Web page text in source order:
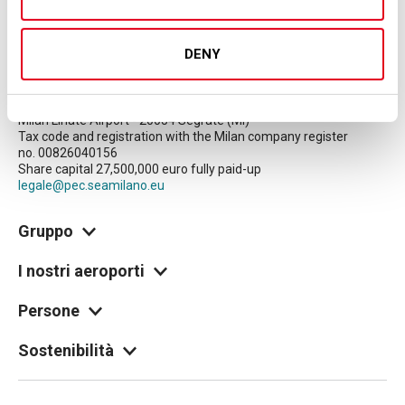
DENY
© Copyright 2026 SEA S.p.A.
Milan Linate Airport - 20054 Segrate (MI)
Tax code and registration with the Milan company register
no. 00826040156
Share capital 27,500,000 euro fully paid-up
legale@pec.seamilano.eu
Gruppo
I nostri aeroporti
Persone
Sostenibilità